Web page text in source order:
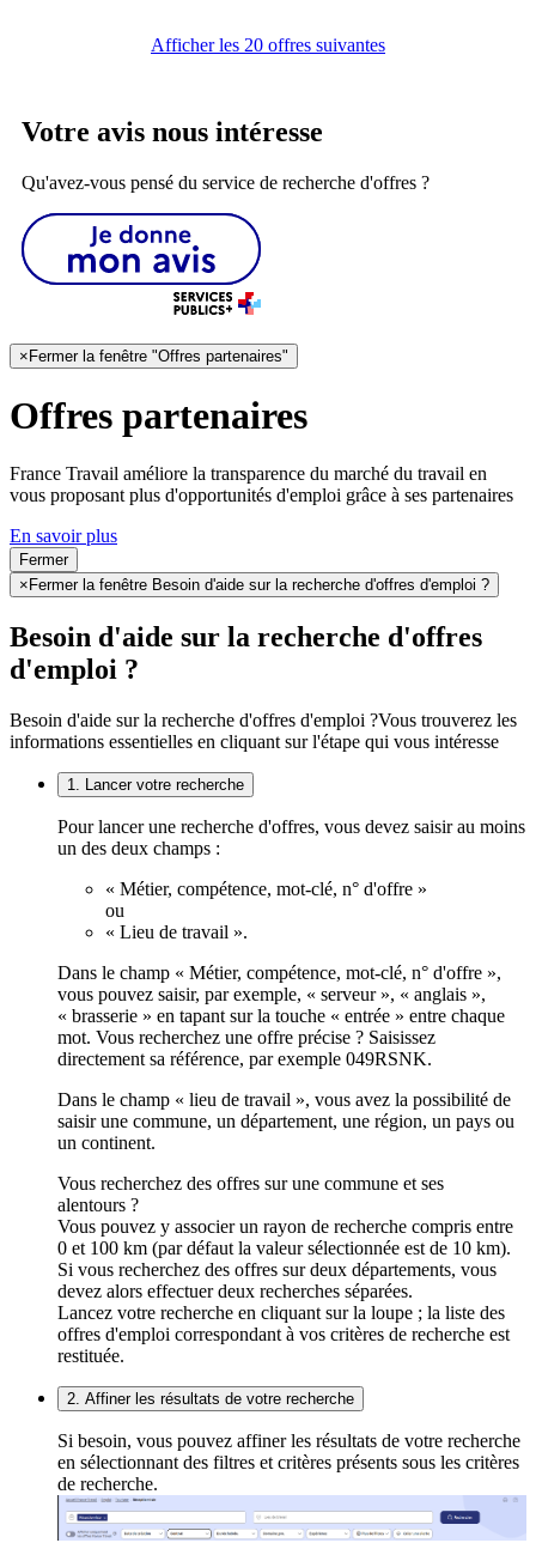
Afficher les 20 offres suivantes
Votre avis nous intéresse
Qu'avez-vous pensé du service de recherche d'offres ?
×Fermer la fenêtre "Offres partenaires"
Offres partenaires
France Travail améliore la transparence du marché du travail en
vous proposant plus d'opportunités d'emploi grâce à ses partenaires
En savoir plus
Fermer
× Fermer la fenêtre Besoin d'aide sur la recherche d'offres d'emploi ?
Besoin d'aide sur la recherche d'offres
d'emploi ?
Besoin d'aide sur la recherche d'offres d'emploi ?Vous trouverez les
informations essentielles en cliquant sur l'étape qui vous intéresse
1. Lancer votre recherche
Pour lancer une recherche d'offres, vous devez saisir au moins
un des deux champs :
« Métier, compétence, mot-clé, n° d'offre »
ou
« Lieu de travail ».
Dans le champ « Métier, compétence, mot-clé, n° d'offre »,
vous pouvez saisir, par exemple, « serveur », « anglais »,
« brasserie » en tapant sur la touche « entrée » entre chaque
mot. Vous recherchez une offre précise ? Saisissez
directement sa référence, par exemple 049RSNK.
Dans le champ « lieu de travail », vous avez la possibilité de
saisir une commune, un département, une région, un pays ou
un continent.
Vous recherchez des offres sur une commune et ses
alentours ?
Vous pouvez y associer un rayon de recherche compris entre
0 et 100 km (par défaut la valeur sélectionnée est de 10 km).
Si vous recherchez des offres sur deux départements, vous
devez alors effectuer deux recherches séparées.
Lancez votre recherche en cliquant sur la loupe ; la liste des
offres d'emploi correspondant à vos critères de recherche est
restituée.
2. Affiner les résultats de votre recherche
Si besoin, vous pouvez affiner les résultats de votre recherche
en sélectionnant des filtres et critères présents sous les critères
de recherche.